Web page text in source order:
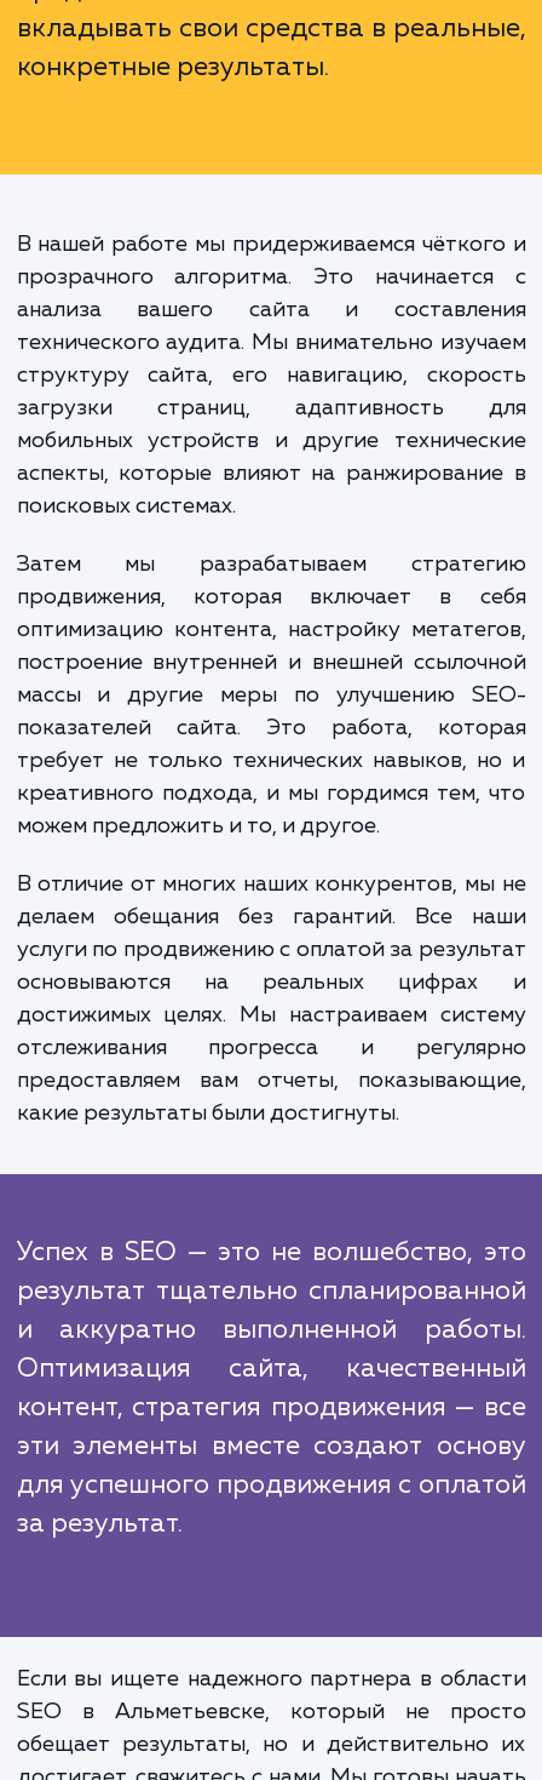
подразумевает использование
и стратегий, которые на
что-то неосязаемое. Вместо
предлагаем им
вкладывать свои средства в
конкретные результаты.
В нашей работе мы придерживаемся
прозрачного алгоритма. Это
анализа вашего сайта и
технического аудита. Мы внимательно
структуру сайта, его навигацию,
загрузки страниц, адаптивность
мобильных устройств и другие
аспекты, которые влияют на
Затем мы разрабатываем
продвижения, которая включает в
оптимизацию контента, настройку
построение внутренней и внешней
массы и другие меры по улучшению
показателей сайта. Это работа,
требует не только технических навыков,
В отличие от многих наших конкурентов,
делаем обещания без гарантий. Все
услуги по продвижению с оплатой за
основываются на реальных
достижимых целях. Мы настраиваем
отслеживания прогресса и
предоставляем вам отчеты,
какие результаты были достигнуты.
Успех в SEO — это не волшебство,
результат тщательно
и аккуратно выполненной